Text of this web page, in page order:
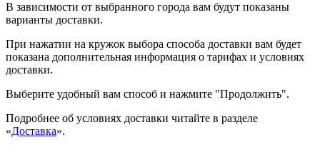
В зависимости от выбранного города вам будут показаны
варианты доставки.
При нажатии на кружок выбора способа доставки вам будет
показана дополнительная информация о тарифах и условиях
доставки.
Выберите удобный вам способ и нажмите "Продолжить".
Подробнее об условиях доставки читайте в разделе
«Доставка».